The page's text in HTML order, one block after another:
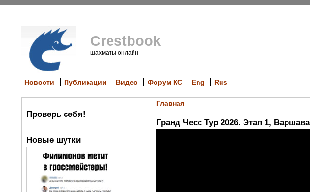
Crestbook
шахматы онлайн
Новости Публикации Видео Форум КС Eng Rus
Проверь себя!
Новые шутки
Главная
Гранд Чесс Тур 2026. Этап 1, Варшава